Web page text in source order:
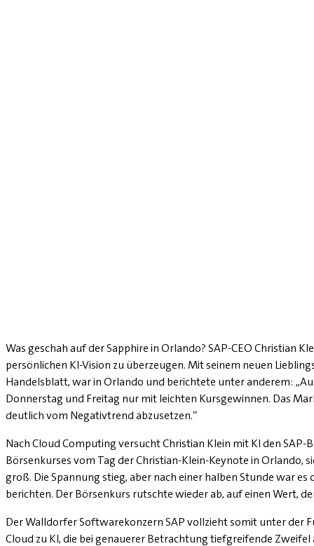
Was geschah auf der Sapphire in Orlando? SAP-CEO Christian
persönlichen KI-Vision zu überzeugen. Mit seinem neuen
Handelsblatt, war in Orlando und berichtete unter anderem:
Donnerstag und Freitag nur mit leichten Kursgewinnen. Das
deutlich vom Negativtrend abzusetzen.“
Nach Cloud Computing versucht Christian Klein mit KI den
Börsenkurses vom Tag der Christian-Klein-Keynote in Orlando,
groß. Die Spannung stieg, aber nach einer halben Stunde war
berichten. Der Börsenkurs rutschte wieder ab, auf einen Wert,
Der Walldorfer Softwarekonzern SAP vollzieht somit unter der
Cloud zu KI, die bei genauerer Betrachtung tiefgreifende